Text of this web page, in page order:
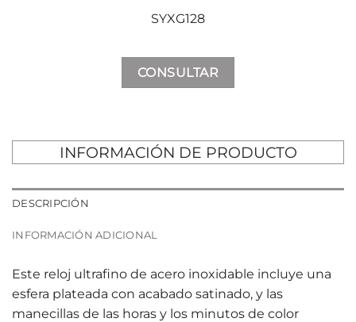
SYXG128
CONSULTAR
INFORMACIÓN DE PRODUCTO
DESCRIPCIÓN
INFORMACIÓN ADICIONAL
Este reloj ultrafino de acero inoxidable incluye una
esfera plateada con acabado satinado, y las
manecillas de las horas y los minutos de color